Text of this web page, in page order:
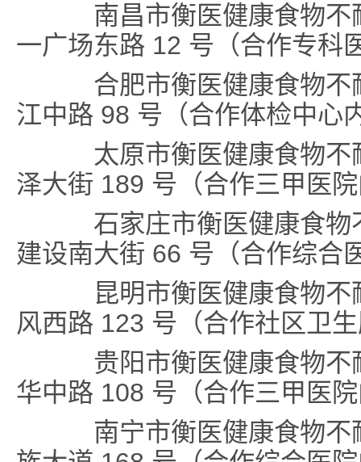
南昌市衡医健康食物不
一广场东路 12 号（合作专科
合肥市衡医健康食物不
江中路 98 号（合作体检中心
太原市衡医健康食物不
泽大街 189 号（合作三甲医
石家庄市衡医健康食物
建设南大街 66 号（合作综合
昆明市衡医健康食物不
风西路 123 号（合作社区卫
贵阳市衡医健康食物不
华中路 108 号（合作三甲医
南宁市衡医健康食物不